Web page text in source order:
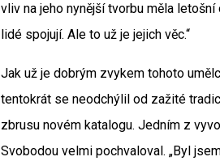
vliv na jeho nynější tvorbu měla
lidé spojují. Ale to už je jejich věc.“
Jak už je dobrým zvykem tohoto
tentokrát se neodchýlil od zažité
zbrusu novém katalogu. Jedním z
Svobodou velmi pochvaloval. „Byl